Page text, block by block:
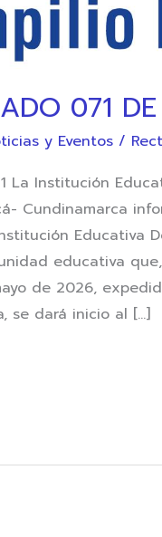
071
y Eventos/
La Institución
Cundinamarca
Educativa
educativa
de 2026,
se dará inicio al […]